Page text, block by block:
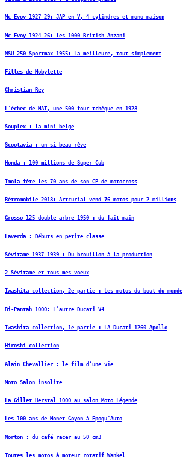
Mc Evoy 1927-29: JAP en V, 4 cylindres et mono maison
Mc Evoy 1924-26: les 1000 British Anzani
NSU 250 Sportmax 1955: La meilleure, tout simplement
Filles de Mobylette
Christian Rey
L’échec de MAT, une 500 four tchèque en 1928
Souplex : la mini belge
Scootavia : un si beau rêve
Honda : 100 millions de Super Cub
Imola fête les 70 ans de son GP de motocross
Rétromobile 2018: Artcurial vend 76 motos pour 2 millions
Grosso 125 double arbre 1950 : du fait main
Laverda : Débuts en petite classe
Sévitame 1937-1939 : Du brouillon à la production
2 Sévitame et tous mes voeux
Iwashita collection, 2e partie : Les motos du bout du monde
Bi-Pantah 1000: L’autre Ducati V4
Iwashita collection, 1e partie : LA Ducati 1260 Apollo
Hiroshi collection
Alain Chevallier : le film d’une vie
Moto Salon insolite
La Gillet Herstal 1000 au salon Moto Légende
Les 100 ans de Monet Goyon à Epoqu’Auto
Norton : du café racer au 50 cm3
Toutes les motos à moteur rotatif Wankel